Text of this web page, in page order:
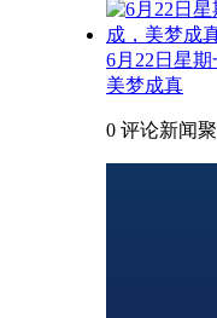
6月22日星
美梦成真
0 评论新闻